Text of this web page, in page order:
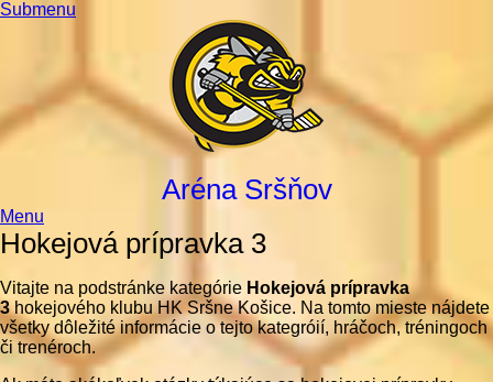
Submenu
Aréna Sršňov
Menu
Hokejová prípravka 3
Vitajte na podstránke kategórie Hokejová prípravka
3hokejového klubu HK Sršne Košice. Na tomto mieste nájdete
všetky dôležité informácie o tejto kategróií, hráčoch, tréningoch
či trenéroch.